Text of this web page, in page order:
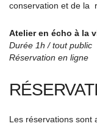
conservation et de la
Atelier en écho à la
Durée 1h / tout public
Réservation en ligne
Les réservations sont